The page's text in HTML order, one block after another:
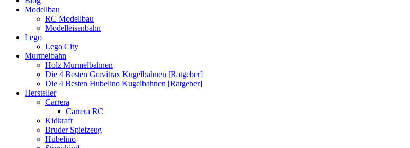
Modellbau
RC Modellbau
Modelleisenbahn
Lego
Lego City
Murmelbahn
Holz Murmelbahnen
Die 4 Besten Gravitrax Kugelbahnen [Ratgeber]
Die 4 Besten Hubelino Kugelbahnen [Ratgeber]
Hersteller
Carrera
Carrera RC
Kidkraft
Bruder Spielzeug
Hubelino